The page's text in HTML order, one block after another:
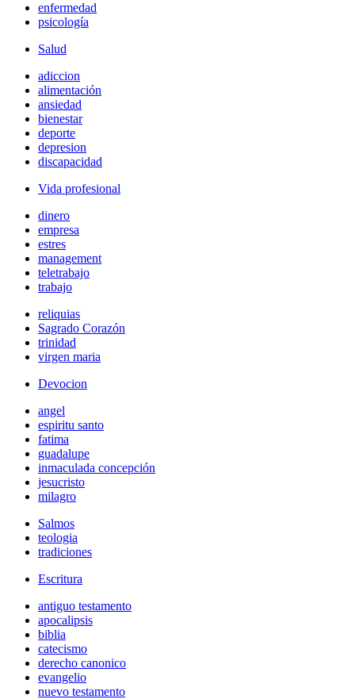
enfermedad
psicología
Salud
adiccion
alimentación
ansiedad
bienestar
deporte
depresion
discapacidad
Vida profesional
dinero
empresa
estres
management
teletrabajo
trabajo
reliquias
Sagrado Corazón
trinidad
virgen maria
Devocion
angel
espiritu santo
fatima
guadalupe
inmaculada concepción
jesucristo
milagro
Salmos
teologia
tradiciones
Escritura
antiguo testamento
apocalipsis
biblia
catecismo
derecho canonico
evangelio
nuevo testamento